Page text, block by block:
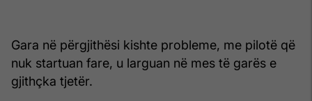
Gara në përgjithësi kishte probleme, me pilotë që
nuk startuan fare, u larguan në mes të garës e
gjithçka tjetër.